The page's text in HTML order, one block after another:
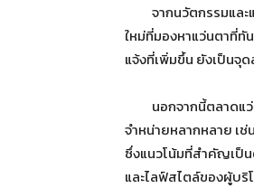
จากนวัตกรรมและแ
ใหม่ที่มองหาแว่นตาที่ทั
แจ้งที่เพิ่มขึ้น ยังเป็นจุ
นอกจากนี้ตลาดแว่น
จำหน่ายหลากหลาย เ
ซึ่งแนวโน้มที่สำคัญเป็
และไลฟ์สไตล์ของผู้บ